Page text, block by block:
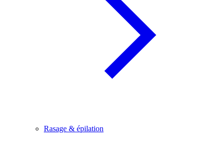
Rasage & épilation